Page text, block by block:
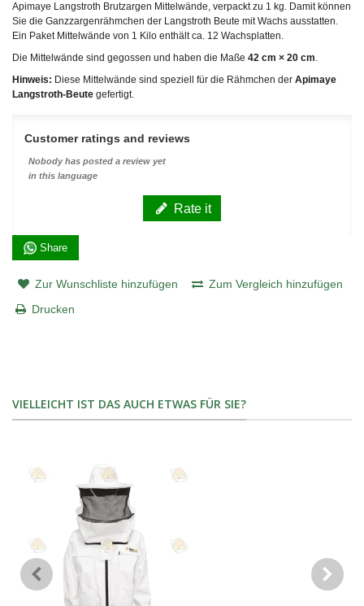
Apimaye Langstroth Brutzargen Mittelwände, verpackt zu 1 kg. Damit können
Sie die Ganzzargenrähmchen der Langstroth Beute mit Wachs ausstatten.
Ein Paket Mittelwände von 1 Kilo enthält ca. 12 Wachsplatten.
Die Mittelwände sind gegossen und haben die Maße 42 cm × 20 cm.
Hinweis: Diese Mittelwände sind speziell für die Rähmchen der Apimaye
Langstroth-Beute gefertigt.
Customer ratings and reviews
Nobody has posted a review yet
in this language
Rate it
Share
Zur Wunschliste hinzufügen
Zum Vergleich hinzufügen
Drucken
VIELLEICHT IST DAS AUCH ETWAS FÜR SIE?